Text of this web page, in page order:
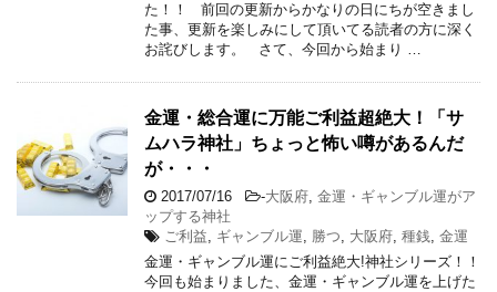
た！！ 前回の更新からかなりの日にちが空きまし
た事、更新を楽しみにして頂いてる読者の方に深く
お詫びします。 さて、今回から始まり …
金運・総合運に万能ご利益超絶大！「サ
ムハラ神社」ちょっと怖い噂があるんだ
が・・・
2017/07/16 -大阪府, 金運・ギャンブル運がア
ップする神社
ご利益, ギャンブル運, 勝つ, 大阪府, 種銭, 金運
金運・ギャンブル運にご利益絶大!神社シリーズ！！
今回も始まりました、金運・ギャンブル運を上げた